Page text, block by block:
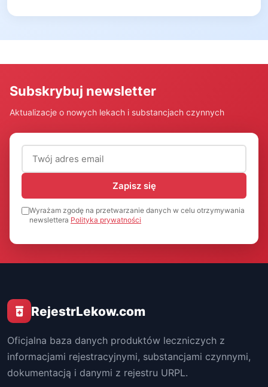
Subskrybuj newsletter
Aktualizacje o nowych lekach i substancjach czynnych
Adres email (wymagany)
Zapisz się
Wyrażam zgodę na przetwarzanie danych w celu otrzymywania
newslettera Polityka prywatności
RejestrLekow.com
Oficjalna baza danych produktów leczniczych z
informacjami rejestracyjnymi, substancjami czynnymi,
dokumentacją i danymi z rejestru URPL.